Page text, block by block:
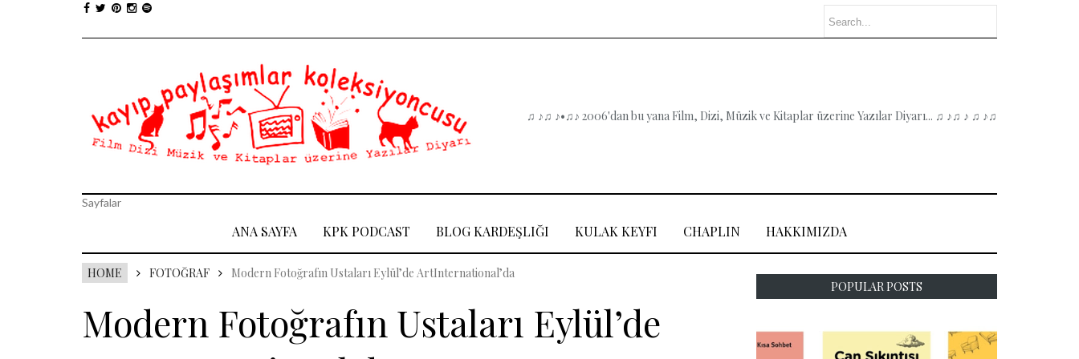
♫ ♪♫ ♪•♫♪ 2006'dan bu yana Film, Dizi, Müzik ve Kitaplar üzerine Yazılar Diyarı... ♫ ♪♫ ♪ ♫ ♪♫
Sayfalar
ANA SAYFA KPK PODCAST BLOG KARDEŞLIĞI KULAK KEYFI CHAPLIN HAKKIMIZDA
HOME FOTOĞRAF Modern Fotoğrafın Ustaları Eylül’de ArtInternational’da
Modern Fotoğrafın Ustaları Eylül’de
POPULAR POSTS